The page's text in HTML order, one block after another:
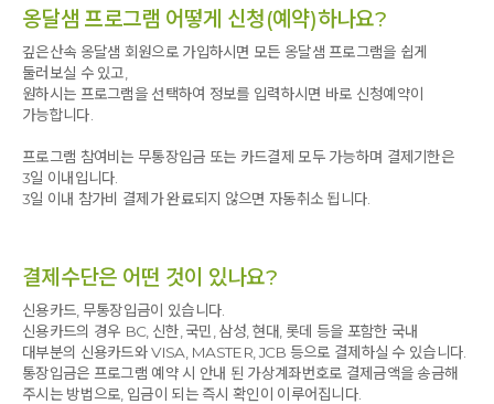
옹달샘 프로그램 어떻게 신청(예약)하나요?
깊은산속 옹달샘 회원으로 가입하시면 모든 옹달샘 프로그램을 쉽게
둘러보실 수 있고,
원하시는 프로그램을 선택하여 정보를 입력하시면 바로 신청예약이
가능합니다.
프로그램 참여비는 무통장입금 또는 카드결제 모두 가능하며 결제기한은
3일 이내입니다.
3일 이내 참가비 결제가 완료되지 않으면 자동취소 됩니다.
결제수단은 어떤 것이 있나요?
신용카드, 무통장입금이 있습니다.
신용카드의 경우 BC, 신한, 국민, 삼성, 현대, 롯데 등을 포함한 국내
대부분의 신용카드와 VISA, MASTER, JCB 등으로 결제하실 수 있습니다.
통장입금은 프로그램 예약 시 안내 된 가상계좌번호로 결제금액을 송금해
주시는 방법으로, 입금이 되는 즉시 확인이 이루어집니다.